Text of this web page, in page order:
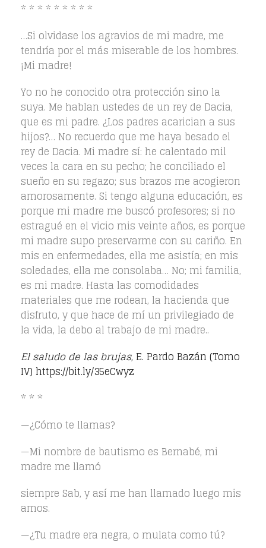
* * * * * * * * *
…Si olvidase los agravios de mi madre, me
tendría por el más miserable de los hombres.
¡Mi madre!
Yo no he conocido otra protección sino la
suya. Me hablan ustedes de un rey de Dacia,
que es mi padre. ¿Los padres acarician a sus
hijos?… No recuerdo que me haya besado el
rey de Dacia. Mi madre sí: he calentado mil
veces la cara en su pecho; he conciliado el
sueño en su regazo; sus brazos me acogieron
amorosamente. Si tengo alguna educación, es
porque mi madre me buscó profesores; si no
estragué en el vicio mis veinte años, es porque
mi madre supo preservarme con su cariño. En
mis en enfermedades, ella me asistía; en mis
soledades, ella me consolaba… No; mi familia,
es mi madre. Hasta las comodidades
materiales que me rodean, la hacienda que
disfruto, y que hace de mí un privilegiado de
la vida, la debo al trabajo de mi madre..
El saludo de las brujas, E. Pardo Bazán (Tomo
IV) https://bit.ly/35eCwyz
* * *
—¿Cómo te llamas?
—Mi nombre de bautismo es Bernabé, mi
madre me llamó
siempre Sab, y así me han llamado luego mis
amos.
—¿Tu madre era negra, o mulata como tú?